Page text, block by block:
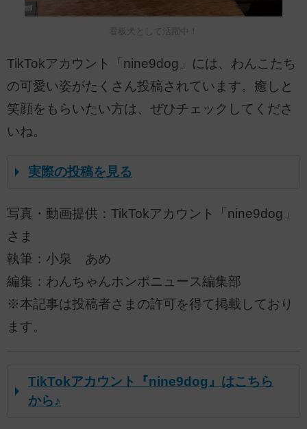
看板犬として活躍中！
TikTokアカウント「nine9dog」には、わんこたち
の可愛い姿がたくさん投稿されています。癒しと
笑顔をもらいたい方は、ぜひチェックしてくださ
いね。
実際の投稿を見る
写真・動画提供：TikTokアカウント「nine9dog」
さま
執筆：小泉 あめ
編集：わんちゃんホンポニュース編集部
※本記事は投稿者さまの許可を得て掲載しており
ます。
TikTokアカウント『nine9dog』はこちら
から♪